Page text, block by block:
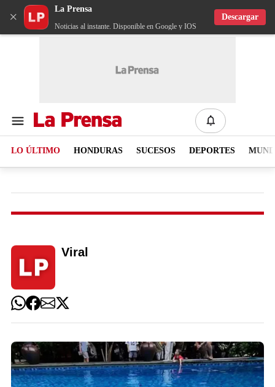
×
La Prensa
Noticias al instante. Disponible en Google y IOS
Descargar
LO ÚLTIMO HONDURAS SUCESOS DEPORTES
Viral